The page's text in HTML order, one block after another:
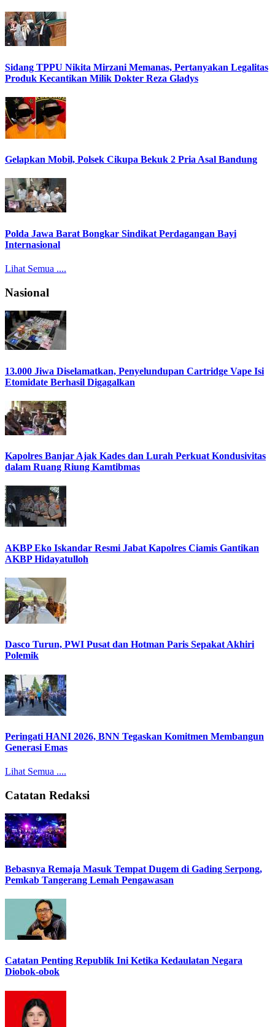
Sidang TPPU Nikita Mirzani Memanas, Pertanyakan Legalitas
Produk Kecantikan Milik Dokter Reza Gladys
Gelapkan Mobil, Polsek Cikupa Bekuk 2 Pria Asal Bandung
Polda Jawa Barat Bongkar Sindikat Perdagangan Bayi
Internasional
Lihat Semua ....
Nasional
13.000 Jiwa Diselamatkan, Penyelundupan Cartridge Vape Isi
Etomidate Berhasil Digagalkan
Kapolres Banjar Ajak Kades dan Lurah Perkuat Kondusivitas
dalam Ruang Riung Kamtibmas
AKBP Eko Iskandar Resmi Jabat Kapolres Ciamis Gantikan
AKBP Hidayatulloh
Dasco Turun, PWI Pusat dan Hotman Paris Sepakat Akhiri
Polemik
Peringati HANI 2026, BNN Tegaskan Komitmen Membangun
Generasi Emas
Lihat Semua ....
Catatan Redaksi
Bebasnya Remaja Masuk Tempat Dugem di Gading Serpong,
Pemkab Tangerang Lemah Pengawasan
Catatan Penting Republik Ini Ketika Kedaulatan Negara
Diobok-obok